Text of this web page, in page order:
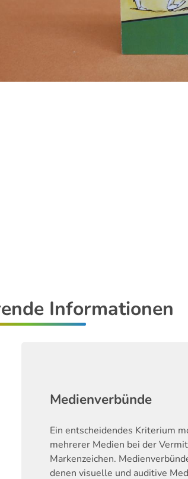
Informationen
Medienverbünde
Ein entscheidendes Kriterium
mehrerer Medien bei der
Markenzeichen.
denen visuelle und auditive